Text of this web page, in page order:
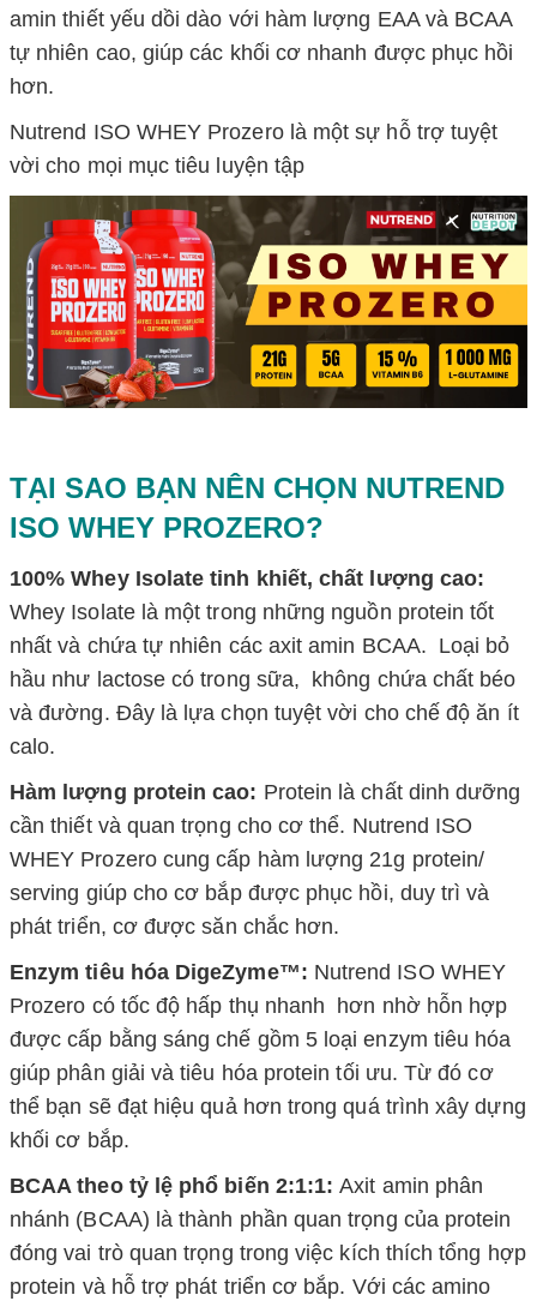
amin thiết yếu dồi dào với hàm lượng EAA và BCAA
tự nhiên cao, giúpcác khối cơ nhanh được phục hồi
hơn.
Nutrend ISO WHEY Prozero là một sự hỗ trợ tuyệt
vời cho mọi mục tiêu luyện tập
TẠI SAO BẠN NÊN CHỌN NUTREND
ISO WHEY PROZERO?
100% Whey Isolate tinh khiết, chất lượng cao:
Whey Isolate là một trong những nguồn protein tốt
nhất và chứa tự nhiên các axit amin BCAA. Loại bỏ
hầu như lactose có trong sữa, không chứa chất béo
và đường. Đây là lựa chọn tuyệt vời cho chế độ ăn ít
calo.
Hàm lượng protein cao: Protein là chất dinh dưỡng
cần thiết và quan trọng cho cơ thể. Nutrend ISO
WHEY Prozerocung cấp hàm lượng 21g protein/
serving giúp cho cơ bắp được phục hồi, duy trì và
phát triển, cơ được săn chắc hơn.
Enzym tiêu hóa DigeZyme™: Nutrend ISO WHEY
Prozero có tốc độ hấp thụ nhanh hơn nhờ hỗn hợp
được cấp bằng sáng chế gồm 5 loại enzym tiêu hóa
giúp phân giải và tiêu hóa protein tối ưu. Từ đó cơ
thể bạn sẽ đạt hiệu quả hơn trong quá trình xây dựng
khối cơ bắp.
BCAA theo tỷ lệ phổ biến 2:1:1:Axit amin phân
nhánh (BCAA) là thành phần quan trọng của protein
đóng vai trò quan trọng trong việc kích thích tổng hợp
protein và hỗ trợ phát triển cơ bắp. Với các amino